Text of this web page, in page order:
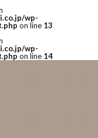
wp-
on line 13
wp-
on line 14